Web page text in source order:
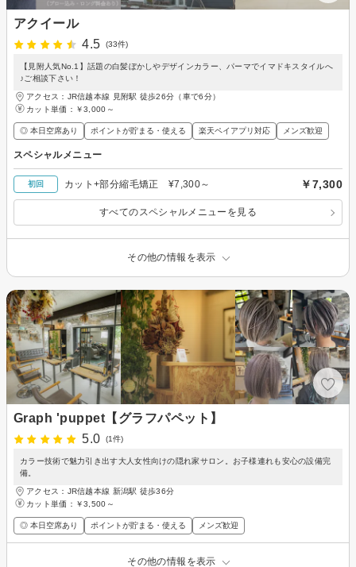
アクイール
4.5
(33件)
【見附人気No.1】話題の白髪ぼかしやデザインカラー、パーマでイマドキスタイルへ
♪ご相談下さい！
アクセス：JR信越本線 見附駅 徒歩26分（車で6分）
カット単価： ￥3,000～
◎ 本日空席あり ポイントが貯まる・使える 楽天ペイアプリ対応 メンズ歓迎
スペシャルメニュー
初回 カット+部分縮毛矯正 ¥7,300～ ￥7,300
すべてのスペシャルメニューを見る
その他の情報を表示
Graph 'puppet【グラフパペット】
5.0
(1件)
カラー技術で魅力引き出す大人女性向けの隠れ家サロン。お子様連れも安心の設備完
備。
アクセス：JR信越本線 新潟駅 徒歩36分
カット単価： ￥3,500～
◎ 本日空席あり ポイントが貯まる・使える メンズ歓迎
その他の情報を表示